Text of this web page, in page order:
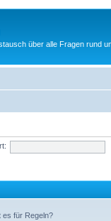
über alle Fragen rund
es für Regeln?